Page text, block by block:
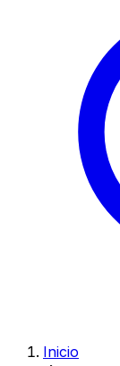
Inicio